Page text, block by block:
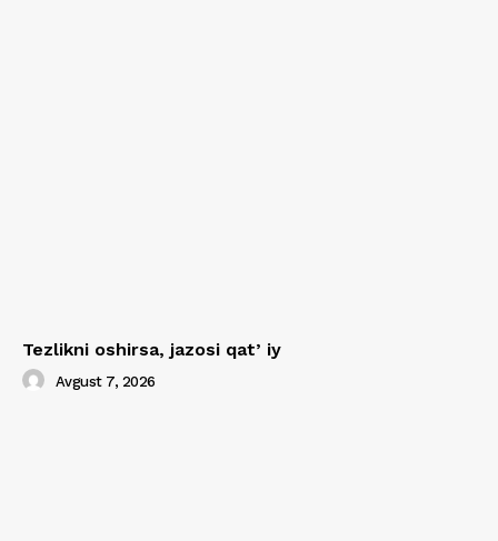
Tezlikni oshirsa, jazosi qatʼiy
Avgust 7, 2026